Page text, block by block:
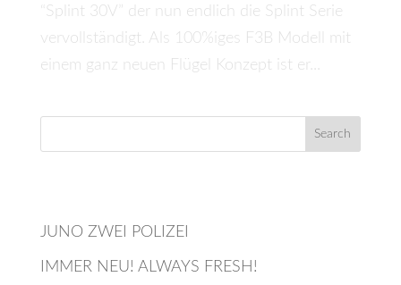
“Splint 30V” der nun endlich die Splint Serie
vervollständigt. Als 100%iges F3B Modell mit
einem ganz neuen Flügel Konzept ist er...
JUNO ZWEI POLIZEI
IMMER NEU! ALWAYS FRESH!